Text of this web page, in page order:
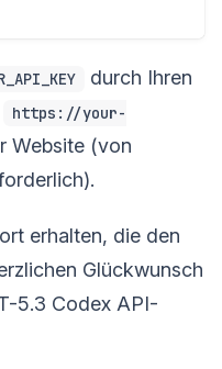
durch Ihren
https://your-
Website (von
erhalten, die den
Glückwunsch
5.3 Codex API-